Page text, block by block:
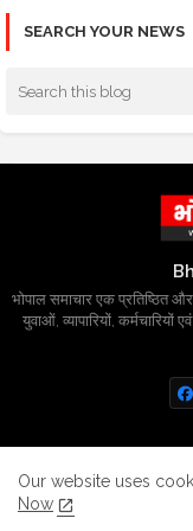
SEARCH YOUR NEWS
भोपाल समाचार एक प्रतिष्ठित और
युवाओं, व्यापारियों,
Home
Our website uses
Now